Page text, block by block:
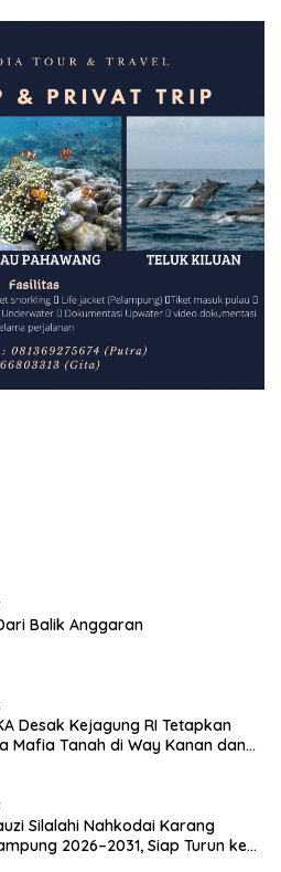
Balik Anggaran
Desak Kejagung RI Tetapkan
Mafia Tanah di Way Kanan dan
Silalahi Nahkodai Karang
2026–2031, Siap Turun ke